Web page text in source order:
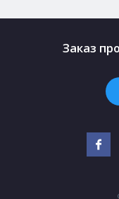
Заказ